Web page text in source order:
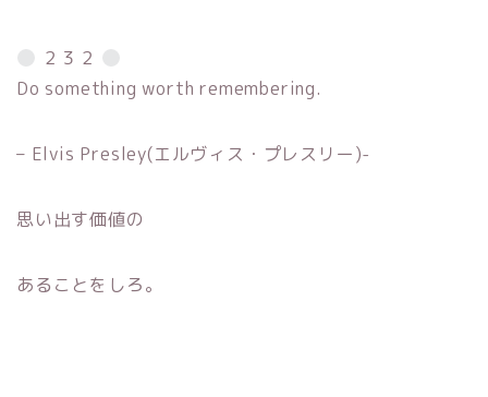
２３２
Do something worth remembering.
– Elvis Presley(エルヴィス・プレスリー)-
思い出す価値の
あることをしろ。